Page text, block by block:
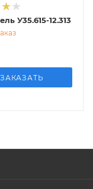
У35.615-12.313
ЗАКАЗАТЬ